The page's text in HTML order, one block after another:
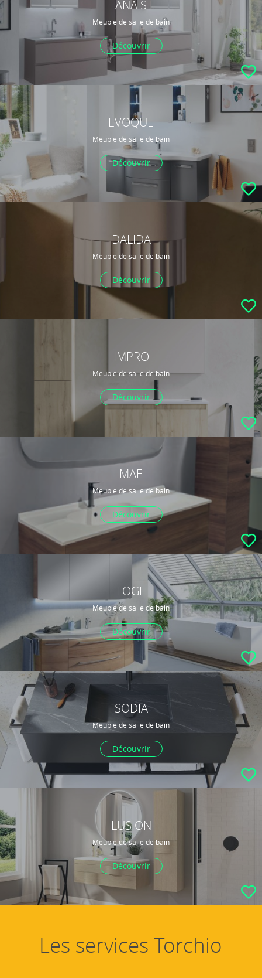
ANAIS
Meuble de salle de bain
Découvrir
EVOQUE
Meuble de salle de bain
Découvrir
DALIDA
Meuble de salle de bain
Découvrir
IMPRO
Meuble de salle de bain
Découvrir
MAE
Meuble de salle de bain
Découvrir
LOGE
Meuble de salle de bain
Découvrir
SODIA
Meuble de salle de bain
Découvrir
LUSION
Meuble de salle de bain
Découvrir
Les services Torchio